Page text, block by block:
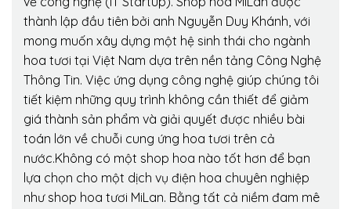
thành lập đầu tiên bởi anh Nguyễn Duy Khánh, với
mong muốn xây dựng một hệ sinh thái cho ngành
hoa tươi tại Việt Nam dựa trên nền tảng Công Nghệ
Thông Tin. Việc ứng dụng công nghệ giúp chúng tôi
tiết kiệm những quy trình không cần thiết để giảm
giá thành sản phẩm và giải quyết được nhiều bài
toán lớn về chuỗi cung ứng hoa tươi trên cả
nước.Không có một shop hoa nào tốt hơn để bạn
lựa chọn cho một dịch vụ điện hoa chuyên nghiệp
như shop hoa tươi MiLan. Bằng tất cả niềm đam mê